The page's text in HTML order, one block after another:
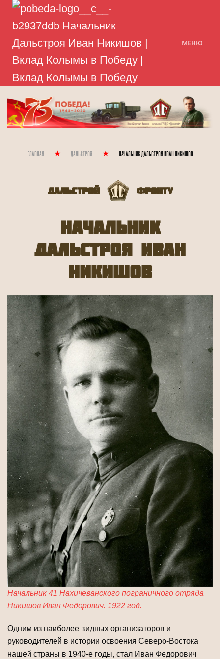
МЕНЮ
Главная Дальстрой Начальник Дальстроя Иван Никишов
Дальстрой Фронту
Начальник
Дальстроя Иван
Никишов
Начальник 41 Нахичеванского пограничного отряда
Никишов Иван Федорович. 1922 год.
Одним из наиболее видных организаторов и
руководителей в истории освоения Северо-Востока
нашей страны в 1940-е годы, стал Иван Федорович